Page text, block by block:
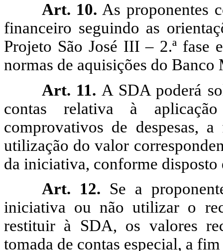
Art. 10. As proponentes
financeiro seguindo as
Projeto São José III – 2.ª fase
normas de aquisições do Banco
Art. 11. A SDA poderá
contas relativa à
comprovativos de despesas,
utilização do valor
da iniciativa, conforme
Art. 12. Se a
iniciativa ou não utilizar o
restituir à SDA, os valores
tomada de contas especial, a